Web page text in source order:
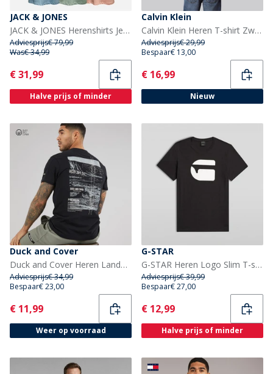
JACK & JONES
JACK & JONES Herenshirts Jeff Orion Vijf-pack T-shirts Maanlicht/Kasteelrots/Bergbron/Koraal Amandel/IJsberg Groen
Adviesprijs€ 79,99
Was€ 34,99
Current
€ 31,99
Halve prijs of minder
Calvin Klein
Calvin Klein Heren T-shirt Zwart
Adviesprijs€ 29,99
Bespaar€ 13,00
Current
€ 16,99
Nieuw
Duck and Cover
Duck and Cover Heren Landway T-Shirt Zwart
Adviesprijs€ 34,99
Bespaar€ 23,00
Current
€ 11,99
Weer op voorraad
G-STAR
G-STAR Heren Logo Slim T-shirt Zwart
Adviesprijs€ 39,99
Bespaar€ 27,00
Current
€ 12,99
Halve prijs of minder